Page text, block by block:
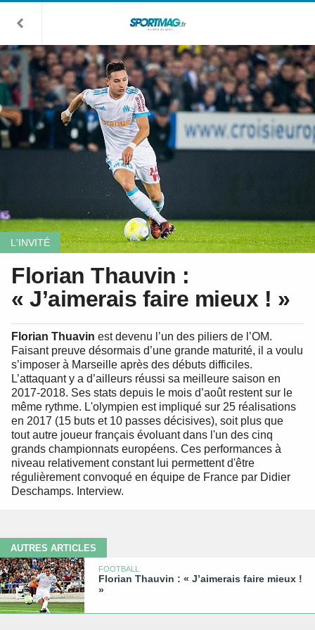
L'INVITÉ
Florian Thauvin :
« J’aimerais faire mieux ! »
Florian Thuavin est devenu l’un des piliers de l’OM.
Faisant preuve désormais d’une grande maturité, il a voulu
s’imposer à Marseille après des débuts difficiles.
L’attaquant y a d’ailleurs réussi sa meilleure saison en
2017-2018. Ses stats depuis le mois d’août restent sur le
même rythme. L'olympien est impliqué sur 25 réalisations
en 2017 (15 buts et 10 passes décisives), soit plus que
tout autre joueur français évoluant dans l'un des cinq
grands championnats européens. Ces performances à
niveau relativement constant lui permettent d'être
régulièrement convoqué en équipe de France par Didier
Deschamps. Interview.
AUTRES ARTICLES
FOOTBALL
Florian Thauvin : « J’aimerais faire mieux !
»